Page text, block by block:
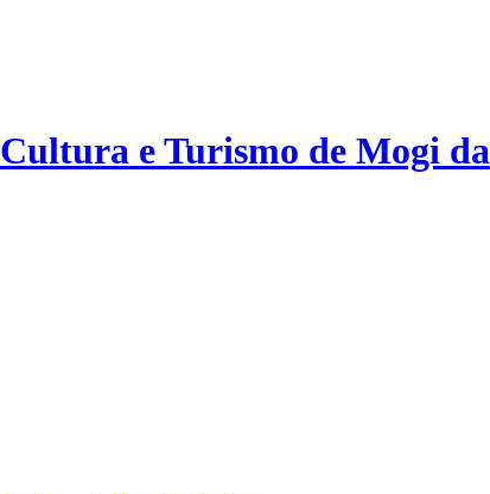
e Turismo de Mogi